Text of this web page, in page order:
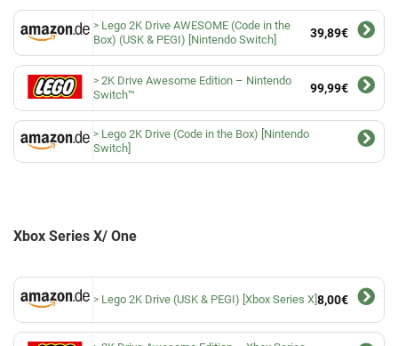
Lego 2K Drive AWESOME (Code in the
Box) (USK & PEGI) [Nintendo Switch]
39,89€
2K Drive Awesome Edition – Nintendo
Switch™
99,99€
Lego 2K Drive (Code in the Box) [Nintendo
Switch]
Xbox Series X/ One
Lego 2K Drive (USK & PEGI) [Xbox Series X] 8,00€